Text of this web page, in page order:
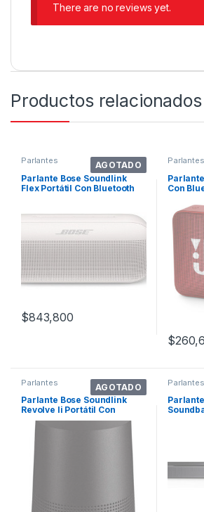
There are no reviews yet.
Productos relacionados
AGOTADO
Parlantes
Parlante Bose Soundlink
Flex Portátil Con Bluetooth
$843,800
Parlantes
Con
$
AGOTADO
Parlantes
Parlante Bose Soundlink
Revolve Ii Portátil Con
Bluetooth Waterproof Triple
Black
Parlantes